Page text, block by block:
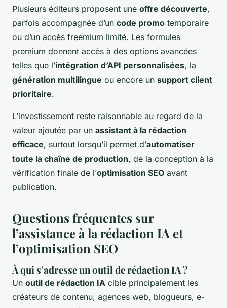
Plusieurs éditeurs proposent une offre découverte,
parfois accompagnée d’un code promo temporaire
ou d’un accès freemium limité. Les formules
premium donnent accès à des options avancées
telles que l’intégration d’API personnalisées, la
génération multilingue ou encore un support client
prioritaire.
L’investissement reste raisonnable au regard de la
valeur ajoutée par un assistant à la rédaction
efficace, surtout lorsqu’il permet d’automatiser
toute la chaîne de production, de la conception à la
vérification finale de l’optimisation SEO avant
publication.
Questions fréquentes sur
l’assistance à la rédaction IA et
l’optimisation SEO
À qui s’adresse un outil de rédaction IA ?
Un outil de rédaction IA cible principalement les
créateurs de contenu, agences web, blogueurs, e-